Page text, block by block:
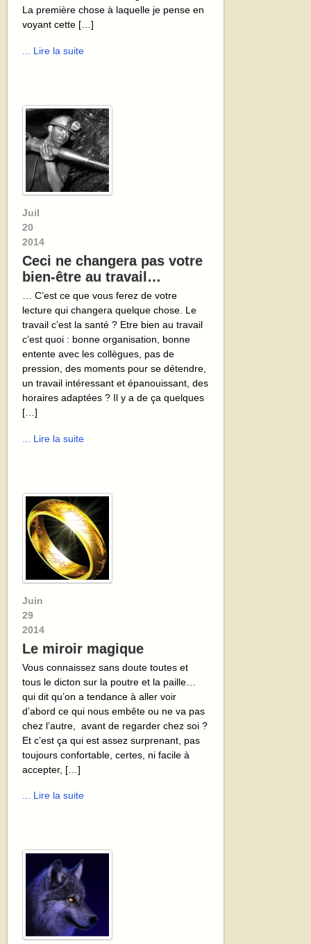
La première chose à laquelle je pense en
voyant cette […]
... Lire la suite
Juil
20
2014
Ceci ne changera pas votre
bien-être au travail…
… C’est ce que vous ferez de votre
lecture qui changera quelque chose. Le
travail c’est la santé ? Etre bien au travail
c’est quoi : bonne organisation, bonne
entente avec les collègues, pas de
pression, des moments pour se détendre,
un travail intéressant et épanouissant, des
horaires adaptées ? Il y a de ça quelques
[…]
... Lire la suite
Juin
29
2014
Le miroir magique
Vous connaissez sans doute toutes et
tous le dicton sur la poutre et la paille…
qui dit qu’on a tendance à aller voir
d’abord ce qui nous embête ou ne va pas
chez l’autre, avant de regarder chez soi ?
Et c’est ça qui est assez surprenant, pas
toujours confortable, certes, ni facile à
accepter, […]
... Lire la suite